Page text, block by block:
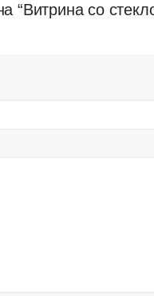
“Витрина со